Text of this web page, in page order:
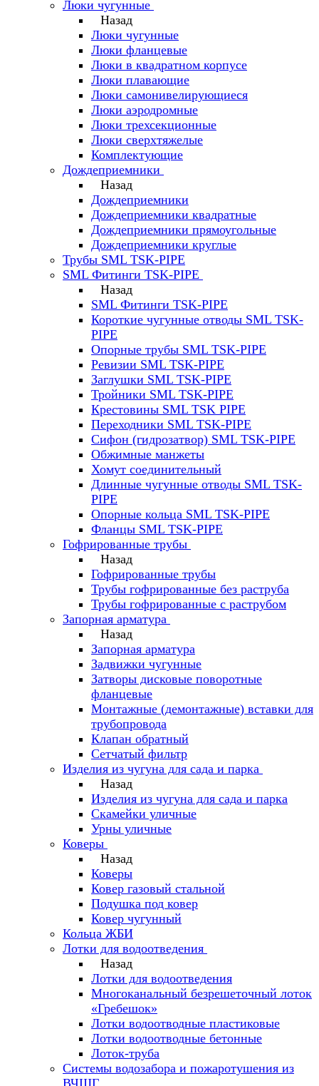
Люки чугунные
Назад
Люки чугунные
Люки фланцевые
Люки в квадратном корпусе
Люки плавающие
Люки самонивелирующиеся
Люки аэродромные
Люки трехсекционные
Люки сверхтяжелые
Комплектующие
Дождеприемники
Назад
Дождеприемники
Дождеприемники квадратные
Дождеприемники прямоугольные
Дождеприемники круглые
Трубы SML TSK-PIPE
SML Фитинги TSK-PIPE
Назад
SML Фитинги TSK-PIPE
Короткие чугунные отводы SML TSK-
PIPE
Опорные трубы SML TSK-PIPE
Ревизии SML TSK-PIPE
Заглушки SML TSK-PIPE
Тройники SML TSK-PIPE
Крестовины SML TSK PIPE
Переходники SML TSK-PIPE
Сифон (гидрозатвор) SML TSK-PIPE
Обжимные манжеты
Хомут соединительный
Длинные чугунные отводы SML TSK-
PIPE
Опорные кольца SML TSK-PIPE
Фланцы SML TSK-PIPE
Гофрированные трубы
Назад
Гофрированные трубы
Трубы гофрированные без раструба
Трубы гофрированные с раструбом
Запорная арматура
Назад
Запорная арматура
Задвижки чугунные
Затворы дисковые поворотные
фланцевые
Монтажные (демонтажные) вставки для
трубопровода
Клапан обратный
Сетчатый фильтр
Изделия из чугуна для сада и парка
Назад
Изделия из чугуна для сада и парка
Скамейки уличные
Урны уличные
Коверы
Назад
Коверы
Ковер газовый стальной
Подушка под ковер
Ковер чугунный
Кольца ЖБИ
Лотки для водоотведения
Назад
Лотки для водоотведения
Многоканальный безрешеточный лоток
«Гребешок»
Лотки водоотводные пластиковые
Лотки водоотводные бетонные
Лоток-труба
Системы водозабора и пожаротушения из
ВЧШГ